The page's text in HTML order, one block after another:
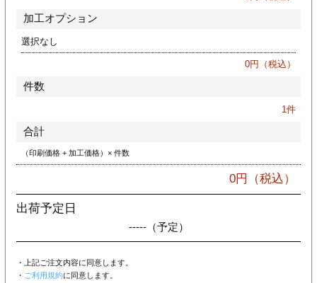
加工オプション
選択なし
0円（税込）
件数
1件
合計
（印刷価格 + 加工価格）× 件数
0円（税込）
出荷予定日
-----（予定）
・上記ご注文内容に同意します。
・ ご利用規約に同意します。